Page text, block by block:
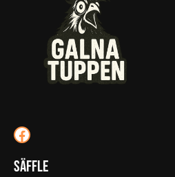
Facebook
Säffle